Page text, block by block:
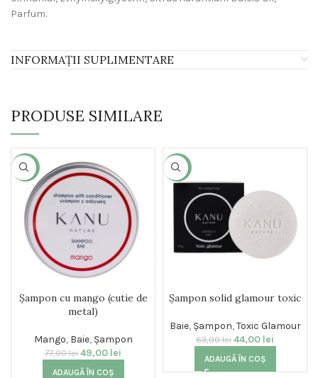
Parfum.
INFORMAȚII SUPLIMENTARE
PRODUSE SIMILARE
-36%
Șampon cu mango (cutie de
metal)
Mango, Baie, Șampon
77,00lei 49,00 lei
ADAUGĂ ÎN COȘ
-30%
Șampon solid glamour toxic
Baie, Șampon,Toxic Glamour
63,00lei 44,00 lei
ADAUGĂ ÎN COȘ